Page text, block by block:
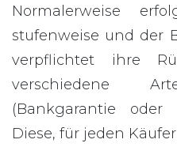
Normalerweise
stufenweise und der
verpflichtet ihre
verschiedene
(Bankgarantie oder
Diese, für jeden